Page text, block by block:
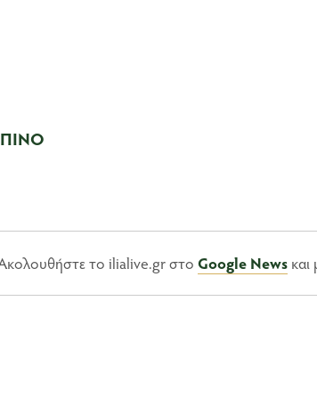
το ilialive.gr στο Google Newsκαι